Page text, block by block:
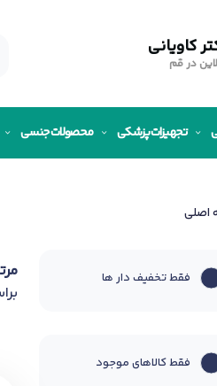
کاویانی
در قم
تجهیزات پزشکی محصولات جنسی
اصلی
فقط تخفیف دار ها
فقط کالاهای موجود